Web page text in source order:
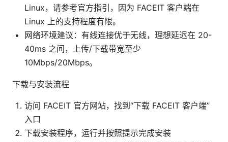
Linux，请参考官方指引，因为 FACEIT 客户端在
Linux 上的支持程度有限。
网络环境建议：有线连接优于无线，理想延迟在 20-
40ms 之间，上传/下载带宽至少
10Mbps/20Mbps。
下载与安装流程
访问 FACEIT 官方网站，找到“下载 FACEIT 客户端”
入口
下载安装程序，运行并按照提示完成安装